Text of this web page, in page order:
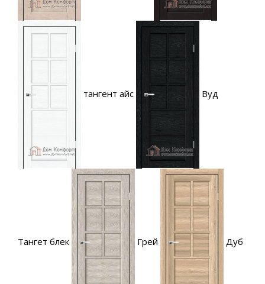
тангент айс Вуд
Тангет блек Грей Дуб